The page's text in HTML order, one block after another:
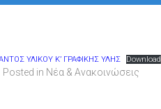
ΥΛΙΚΟΥ Κ’ ΓΡΑΦΙΚΗΣ ΥΛΗΣ Download
Posted in Νέα & Ανακοινώσεις